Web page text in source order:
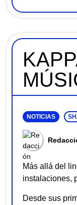
NOTICIAS
Más allá del
instalaciones,
Desde sus